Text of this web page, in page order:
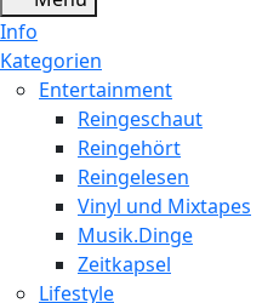
Info
Kategorien
Entertainment
Reingeschaut
Reingehört
Reingelesen
Vinyl und Mixtapes
Musik.Dinge
Zeitkapsel
Lifestyle